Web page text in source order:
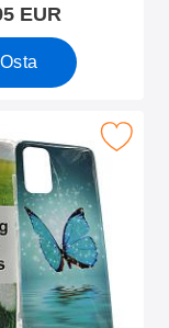
EUR
Osta
suosikiksi
Samsung